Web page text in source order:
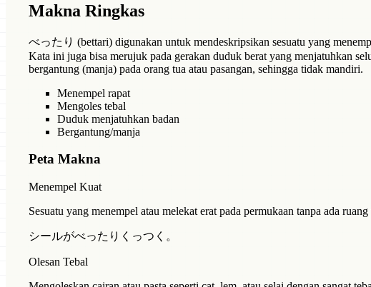
Makna Ringkas
べったり (bettari) digunakan untuk mendeskripsikan sesuatu yang
Kata ini juga bisa merujuk pada gerakan duduk berat yang menjatuhkan
bergantung (manja) pada orang tua atau pasangan, sehingga tidak mandiri.
Menempel rapat
Mengoles tebal
Duduk menjatuhkan badan
Bergantung/manja
Peta Makna
Menempel Kuat
Sesuatu yang menempel atau melekat erat pada permukaan tanpa ada
シールがべったりくっつく。
Olesan Tebal